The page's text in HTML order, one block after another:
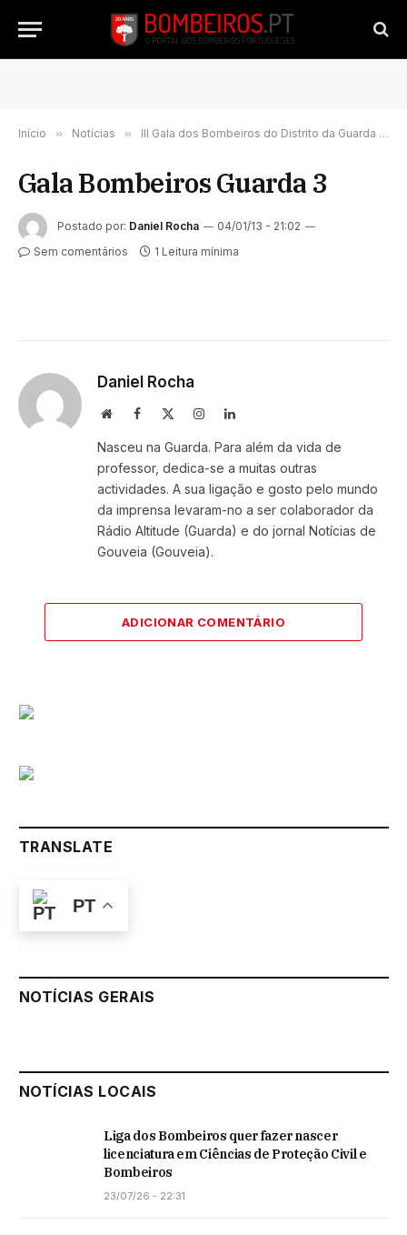
Início » Notícias » III Gala dos Bombeiros do Distrito da Guarda presta homenagem a Sérgio Rocha
Gala Bombeiros Guarda 3
Postado por: Daniel Rocha
04/01/13 - 21:02
Sem comentários
1 Leitura mínima
Daniel Rocha
WebsiteFacebook InstagramLinkedIn
Nasceu na Guarda. Para além da vida de
professor, dedica-se a muitas outras
actividades. A sua ligação e gosto pelo mundo
da imprensa levaram-no a ser colaborador da
Rádio Altitude (Guarda) e do jornal Notícias de
Gouveia (Gouveia).
ADICIONAR COMENTÁRIO
TRANSLATE
PT
NOTÍCIAS GERAIS
NOTÍCIAS LOCAIS
Liga dos Bombeiros quer fazer nascer
licenciatura em Ciências de Proteção Civil e
Bombeiros
23/07/26 - 22:31